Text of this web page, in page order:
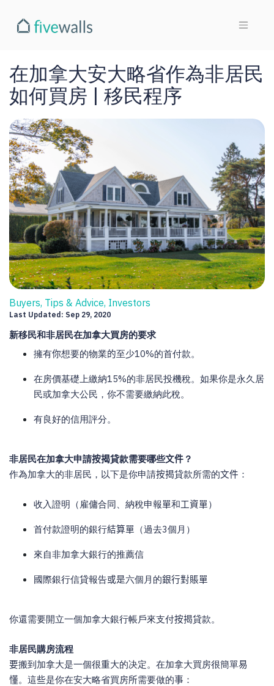
在加拿大安大略省作為非居民
如何買房 | 移民程序
Buyers, Tips & Advice, Investors
Last Updated: Sep 29, 2020
新移民和非居民在加拿大買房的要求
擁有你想要的物業的至少10%的首付款。
在房價基礎上繳納15%的非居民投機稅。如果你是永久居
民或加拿大公民，你不需要繳納此稅。
有良好的信用評分。
非居民在加拿大申請按揭貸款需要哪些文件 ？
作為加拿大的非居民，以下是你申請按揭貸款所需的文件 ：
收入證明（雇傭合同、納稅申報單和工資單 ）
首付款證明的銀行結算單 （過去3個月）
來自非加拿大銀行的推薦信
國際銀行信貸報告或是六個月的銀行對賬單
你還需要開立一個加拿大銀行帳戶來支付按揭貸款。
非居民購房流程
要搬到加拿大是一個很重大的决定。在加拿大買房很簡單易
懂。這些是你在安大略省買房所需要做的事 ：